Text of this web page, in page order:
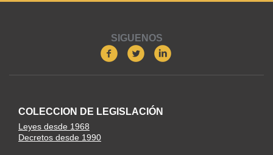
SIGUENOS
COLECCION DE LEGISLACIÓN
Leyes desde 1968
Decretos desde 1990